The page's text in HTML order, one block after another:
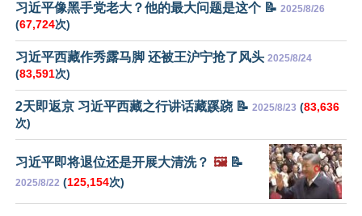
习近平像黑手党老大？他的最大问题是这个 📝 2025/8/26
(67,724次)
习近平西藏作秀露马脚 还被王沪宁抢了风头 2025/8/24
(83,591次)
2天即返京 习近平西藏之行讲话藏蹊跷 📝 2025/8/23 (83,636
次)
习近平即将退位还是开展大清洗？ 🖼️📝
2025/8/22 (125,154次)